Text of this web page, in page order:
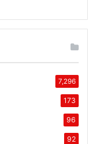
7,296
173
96
92